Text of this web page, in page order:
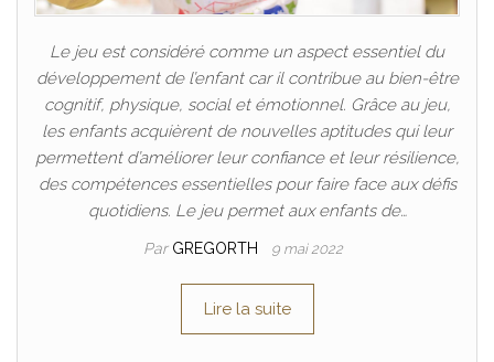
Le jeu est considéré comme un aspect essentiel du
développement de l’enfant car il contribue au bien-être
cognitif, physique, social et émotionnel. Grâce au jeu,
les enfants acquièrent de nouvelles aptitudes qui leur
permettent d’améliorer leur confiance et leur résilience,
des compétences essentielles pour faire face aux défis
quotidiens. Le jeu permet aux enfants de…
Par GREGORTH 9 mai 2022
Lire la suite